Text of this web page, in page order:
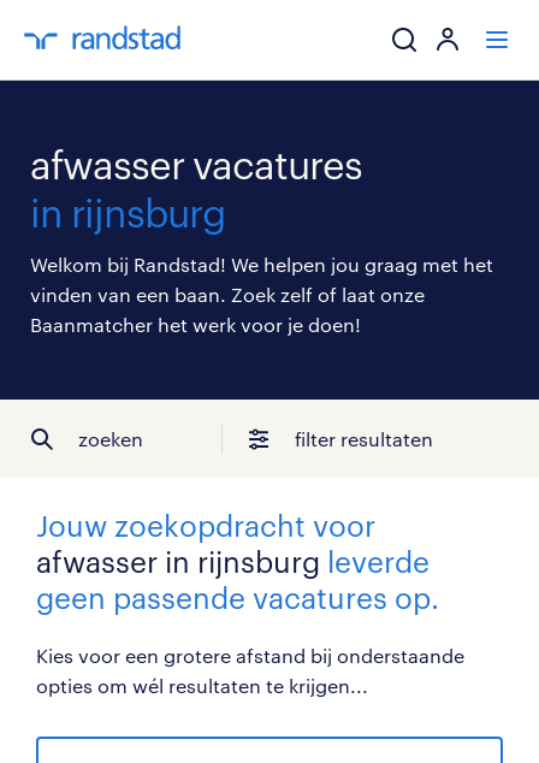
mijn carrière
over randstad
afwasser vacatures
in rijnsburg
Welkom bij Randstad! We helpen jou graag met het
vinden van een baan. Zoek zelf of laat onze
Baanmatcher het werk voor je doen!
zoeken filter resultaten
Jouw zoekopdracht voor
afwasser in rijnsburg leverde
geen passende vacatures op.
Kies voor een grotere afstand bij onderstaande
opties om wél resultaten te krijgen...